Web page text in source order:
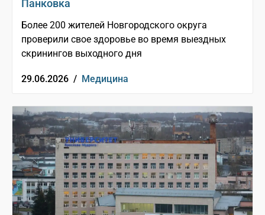
Панковка
Более 200 жителей Новгородского округа
проверили свое здоровье во время выездных
скринингов выходного дня
29.06.2026 / Медицина